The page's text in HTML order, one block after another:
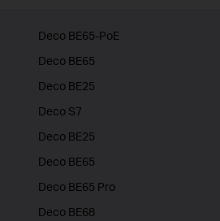
Deco BE65-PoE
Deco BE65
Deco BE25
Deco S7
Deco BE25
Deco BE65
Deco BE65 Pro
Deco BE68